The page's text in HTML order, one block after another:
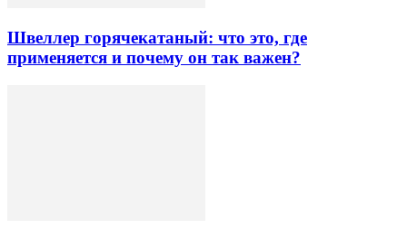
Швеллер горячекатаный: что это, где
применяется и почему он так важен?